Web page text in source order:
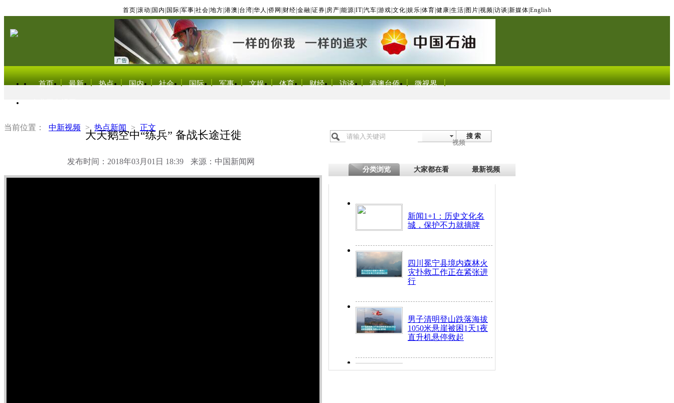
首页 滚动 国内 国际 军事 社会 地方 港澳 台湾 华人 侨网 财经 金融 证券 房产 能源 IT| 汽车 游戏 文化 娱乐 体育 健康 生活 图片 视频 访谈 新媒体 English
首页 最新 热点 国内 社会 国际 军事 文娱 体育 财经 访谈 港澳台侨 微视界
当前位置： 中新视频 > 热点新闻 > 正文
大天鹅空中“练兵” 备战长途迁徙
发布时间：2018年03月01日 18:39 来源：中国新闻网
搜 索
视频
分类浏览 大家都在看 最新视频
新闻1+1：历史文化名
城，保护不力就摘牌
四川冕宁县境内森林火
灾扑救工作正在紧张进
行
男子清明登山跌落海拔
1050米悬崖被困1天1夜
直升机悬停救起